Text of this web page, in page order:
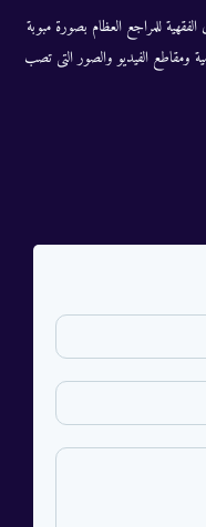
للمراجع العظام بصورة مبوبة
ومقاطع الفيديو والصور التى تصب